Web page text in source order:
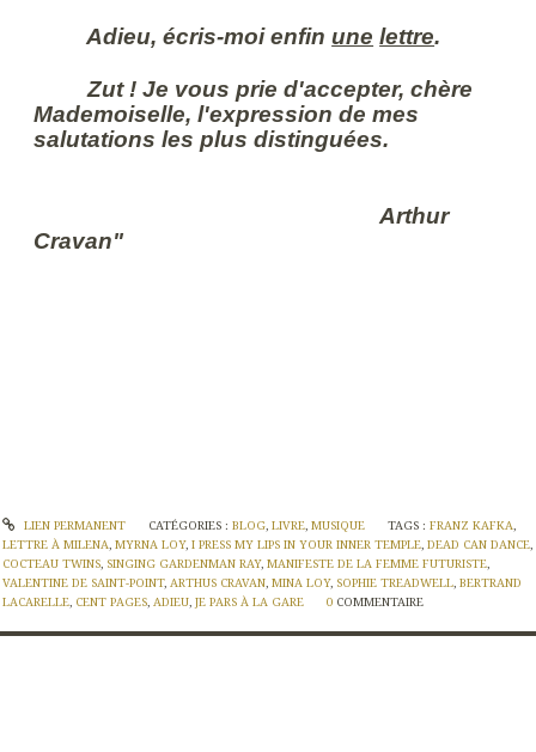
Adieu, écris-moi enfinune lettre.
Zut ! Je vous prie d'accepter, chère
Mademoiselle, l'expression de mes
salutations les plus distinguées.
Arthur
Cravan"
LIEN PERMANENT CATÉGORIES : BLOG, LIVRE, MUSIQUE TAGS :FRANZ KAFKA,
LETTRE À MILENA, MYRNA LOY, I PRESS MY LIPS IN YOUR INNER TEMPLE, DEAD CAN DANCE,
COCTEAU TWINS, SINGING GARDENMAN RAY, MANIFESTE DE LA FEMME FUTURISTE,
VALENTINE DE SAINT-POINT, ARTHUS CRAVAN, MINA LOY, SOPHIE TREADWELL, BERTRAND
LACARELLE, CENT PAGES, ADIEU, JE PARS À LA GARE 0 COMMENTAIRE